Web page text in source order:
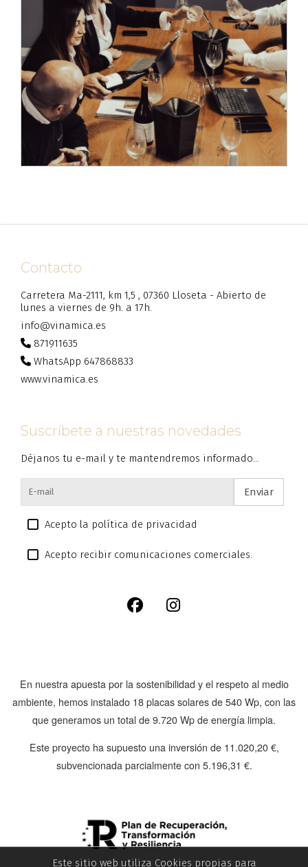
Contacto
Carretera Ma-2111, km 1,5 , 07360 Lloseta - Abierto de
lunes a viernes de 9h. a 17h.
info@vinamica.es
871911635
WhatsApp 647868833
www.vinamica.es
Suscríbete a nuestras novedades
Déjanos tu e-mail y te mantendremos informado...
Enviar
Acepto la política de privacidad
Acepto recibir comunicaciones comerciales.
En nuestra apuesta por la sostenibilidad y el respeto al medio
ambiente, hemos instalado 18 placas solares de 540 Wp, con las
que generamos un total de 9.720 Wp de energía limpia.
Este proyecto ha supuesto una inversión de 11.020,20 €,
subvencionada parcialmente con 5.196,31 €.
Este sitio web utiliza Cookies propias para